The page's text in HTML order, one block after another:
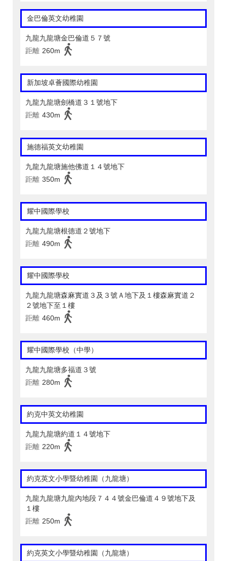
金巴倫英文幼稚園
九龍九龍塘金巴倫道５７號
距離 260m
新加坡卓薈國際幼稚園
九龍九龍塘劍橋道３１號地下
距離 430m
施德福英文幼稚園
九龍九龍塘施他佛道１４號地下
距離 350m
耀中國際學校
九龍九龍塘根德道２號地下
距離 490m
耀中國際學校
九龍九龍塘森麻實道３及３號Ａ地下及１樓森麻實道２
２號地下至１樓
距離 460m
耀中國際學校（中學）
九龍九龍塘多福道３號
距離 280m
約克中英文幼稚園
九龍九龍塘約道１４號地下
距離 220m
約克英文小學暨幼稚園（九龍塘）
九龍九龍塘九龍內地段７４４號金巴倫道４９號地下及
１樓
距離 250m
約克英文小學暨幼稚園（九龍塘）